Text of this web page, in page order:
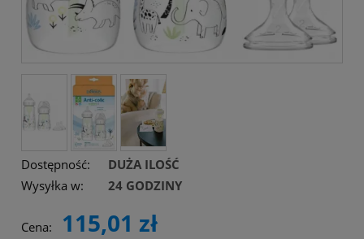
Dostępność:
DUŻA ILOŚĆ
Wysyłka w:
24 GODZINY
Cena: 115,01 zł